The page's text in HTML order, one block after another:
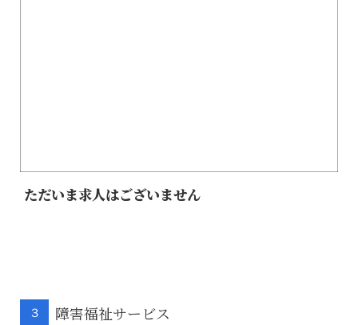
ただいま求人はございません
３ 障害福祉サービス